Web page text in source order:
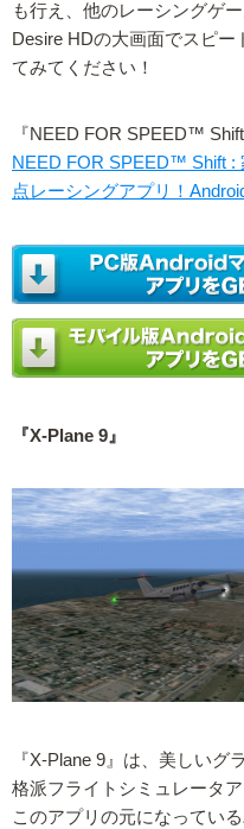
も行え、他のレーシングゲ
Desire HDの大画面でスピ
てみてください！
『NEED FOR SPEED™
NEED FOR SPEED™ Shift :
点レーシングアプリ！
『X-Plane 9』
『X-Plane 9』は、美しいグ
格派フライトシミュレータア
このアプリの元になってい